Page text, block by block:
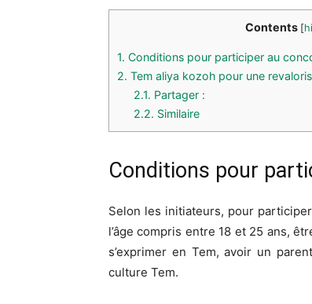
Contents [
1. Conditions pour participer au
2. Tem aliya kozoh pour une
2.1. Partager :
2.2. Similaire
Conditions pour
Selon les initiateurs, pour
l’âge compris entre 18 et 25 ans,
s’exprimer en Tem, avoir un parent
culture Tem.